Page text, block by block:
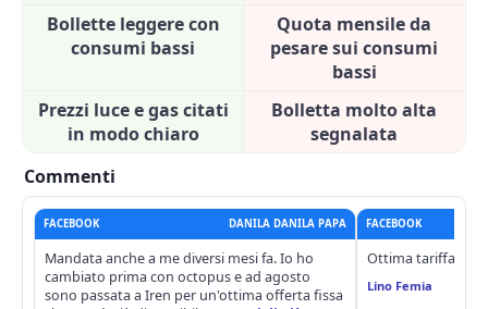
Bollette leggere con
consumi bassi
Quota mensile da
pesare sui consumi
bassi
Prezzi luce e gas citati
in modo chiaro
Bolletta molto alta
segnalata
Commenti
FACEBOOK DANILA DANILA PAPA
Mandata anche a me diversi mesi fa. Io ho
cambiato prima con octopus e ad agosto
sono passata a Iren per un'ottima offerta fissa
FACEBOOK
Ottima tariffa! Iren
Lino Femia